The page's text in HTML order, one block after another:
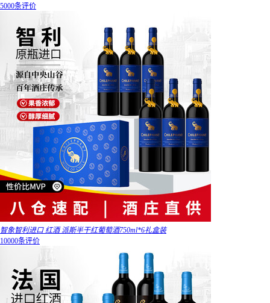
5000条评价
智象智利进口 红酒 派斯半干红葡萄酒750ml*6礼盒装
10000条评价